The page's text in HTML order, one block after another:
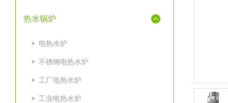
热水锅炉
电热水炉
不锈钢电热水炉
工厂电热水炉
工业电热水炉